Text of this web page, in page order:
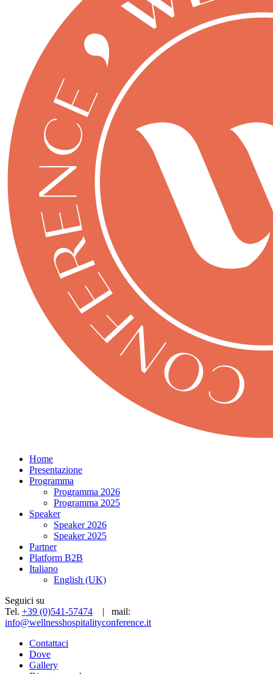
Home
Presentazione
Programma
Programma 2026
Programma 2025
Speaker
Speaker 2026
Speaker 2025
Partner
Platform B2B
Italiano
English (UK)
Seguici su
Tel. +39 (0)541-57474 | mail:
info@wellnesshospitalityconference.it
Contattaci
Dove
Gallery